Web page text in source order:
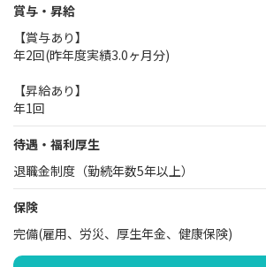
賞与・昇給
【賞与あり】
年2回(昨年度実績3.0ヶ月分)
【昇給あり】
年1回
待遇・福利厚生
退職金制度（勤続年数5年以上）
保険
完備(雇用、労災、厚生年金、健康保険)